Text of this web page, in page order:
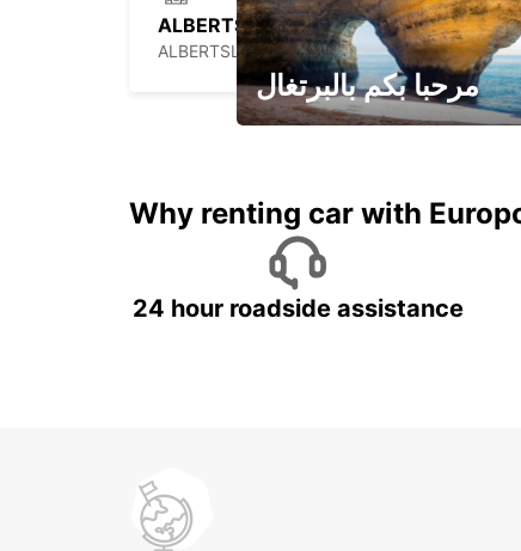
ALBERTSLUND
ALBERTSLUND - DENMARK
مرحبا بكم بالبرتغال
Why renting car with
24 hour roadside assistance